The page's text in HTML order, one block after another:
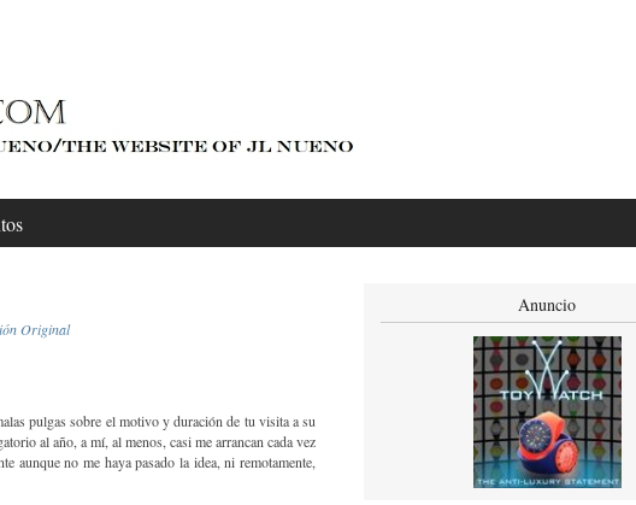
Original
pulgas sobre el motivo y duración de tu visita a su
al año, a mí, al menos, casi me arrancan cada vez
aunque no me haya pasado la idea, ni remotamente,
Anuncio